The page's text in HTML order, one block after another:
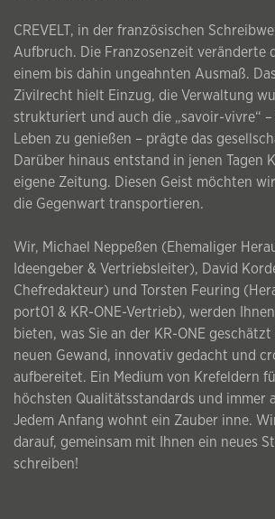
CREVELT, in der französischen
Aufbruch. Die Franzosenzeit veränderte
einem bis dahin ungeahnten Ausmaß.
Zivilrecht hielt Einzug, die Verwaltung
strukturiert und auch die „savoir-vivre“ –
Leben zu genießen – prägte das
Darüber hinaus entstand in jenen Tagen
eigene Zeitung. Diesen Geist möchten
die Gegenwart transportieren.
Wir, Michael Neppeßen (Ehemaliger
Ideengeber & Vertriebsleiter), David
Chefredakteur) und Torsten Feuring
port01 & KR-ONE-Vertrieb), werden
bieten, was Sie an der KR-ONE
neuen Gewand, innovativ gedacht und
aufbereitet. Ein Medium von Krefeldern
höchsten Qualitätsstandards und immer
Jedem Anfang wohnt ein Zauber inne.
darauf, gemeinsam mit Ihnen ein neues
schreiben!